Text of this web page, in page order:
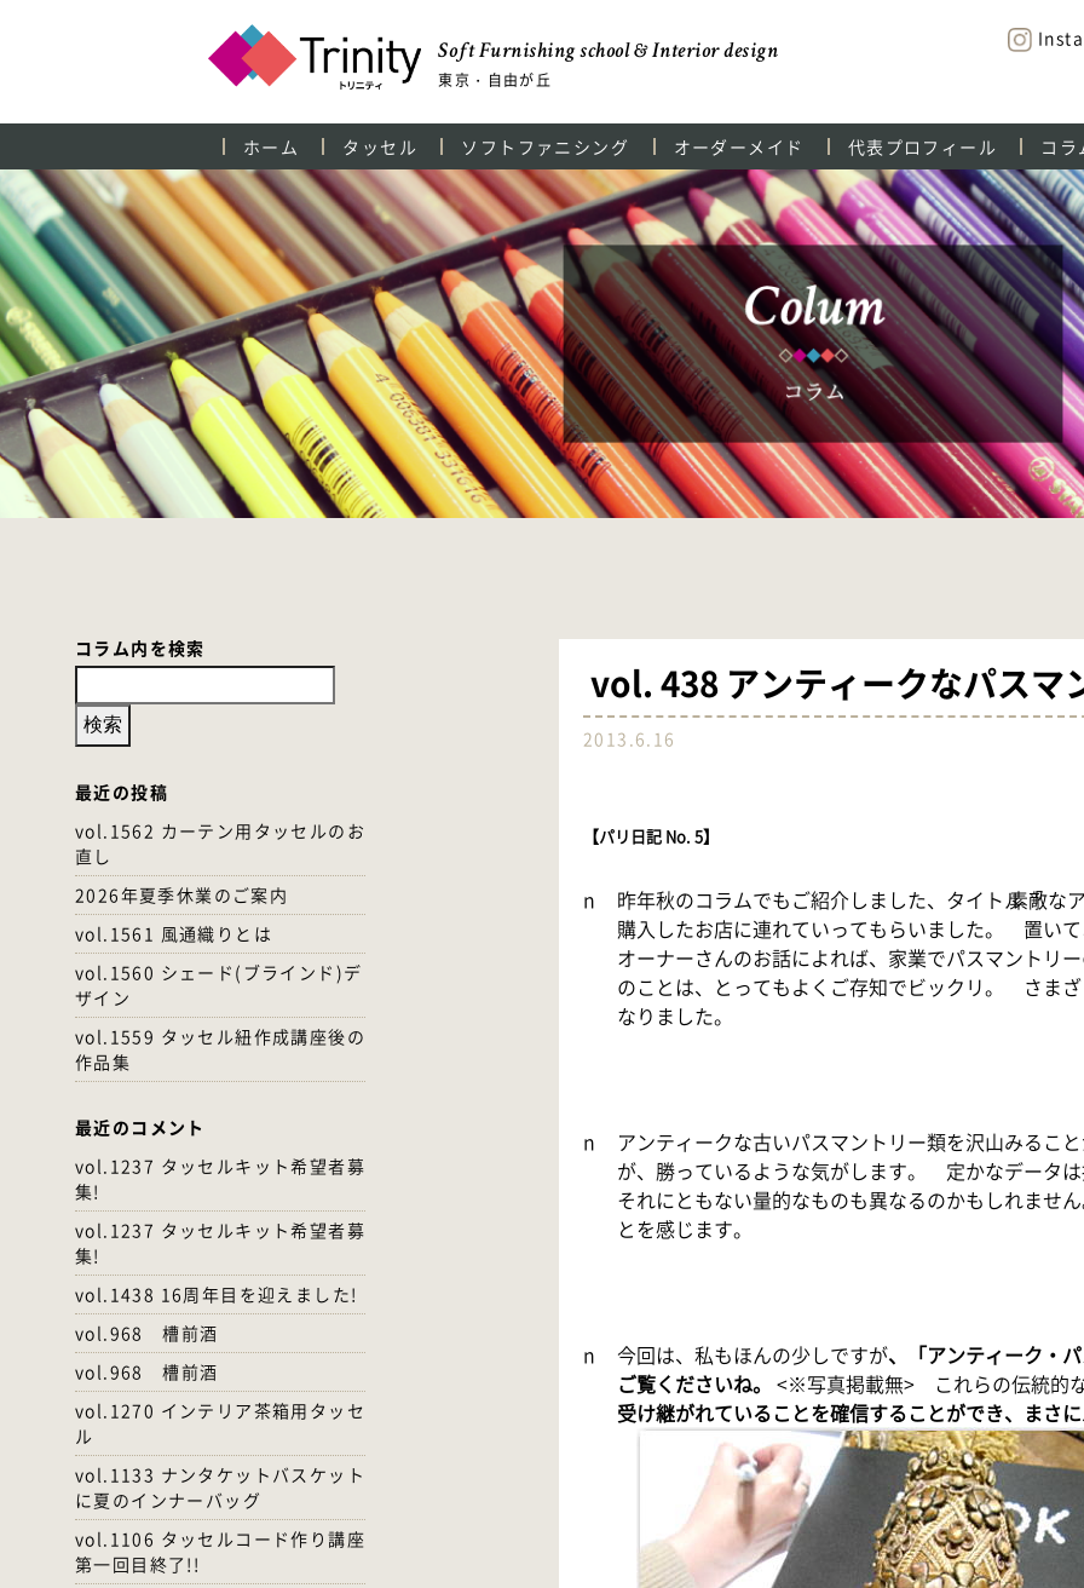
Soft Furnishing school & Interior design
東京・自由が丘
ホーム タッセル ソフトファニシング オーダーメイド 代表プロフィール コラ
コラム内を検索
最近の投稿
vol.1562 カーテン用タッセルのお
直し
2026年夏季休業のご案内
vol.1561 風通織りとは
vol.1560 シェード(ブラインド)デ
ザイン
vol.1559 タッセル紐作成講座後の
作品集
最近のコメント
vol.1237 タッセルキット希望者募
集!
vol.1237 タッセルキット希望者募
集!
vol.1438 16周年目を迎えました!
vol.968 槽前酒
vol.968 槽前酒
vol.1270 インテリア茶箱用タッセ
ル
vol.1133 ナンタケットバスケット
に夏のインナーバッグ
vol.1106 タッセルコード作り講座
第一回目終了!!
vol. 438 アンティークなパスマ
2013.6.16
【パリ日記 No. 5】
n 昨年秋のコラムでもご紹介しました、タイトル「
素敵な
購入したお店に連れていってもらいました。 置い
オーナーさんのお話によれば、家業でパスマントリ
のことは、とってもよくご存知でビックリ。 さま
なりました。
n
アンティークな古いパスマントリー類を沢山みるこ
が、勝っているような気がします。 定かなデータ
それにともない量的なものも異なるのかもしれま
とを感じます。
n 今回は、私もほんの少しですが、「アンティーク・
ご覧くださいね。 <※写真掲載無> これらの伝統的
受け継がれていることを確信することができ、まさ